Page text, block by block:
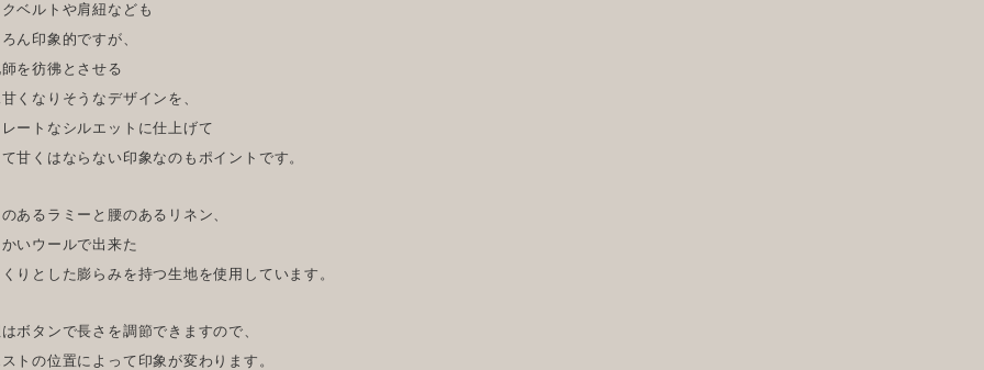
ベルトや肩紐なども
ん印象的ですが、
を彷彿とさせる
くなりそうなデザインを、
ートなシルエットに仕上げて
甘くはならない印象なのもポイントです。
あるラミーと腰のあるリネン、
いウールで出来た
りとした膨らみを持つ生地を使用しています。
ボタンで長さを調節できますので、
トの位置によって印象が変わります。